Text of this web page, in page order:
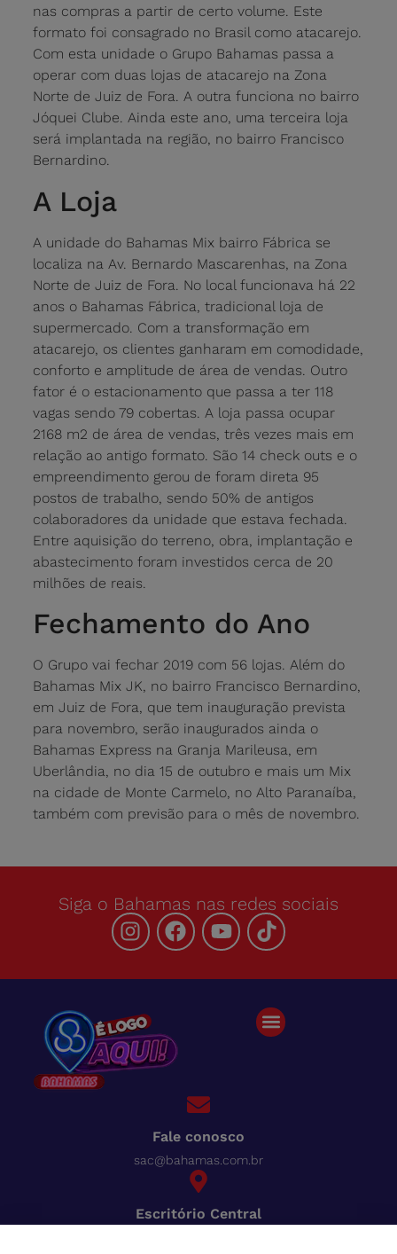
nas compras a partir de certo volume. Este
formato foi consagrado no Brasil como atacarejo.
Com esta unidade o Grupo Bahamas passa a
operar com duas lojas de atacarejo na Zona
Norte de Juiz de Fora. A outra funciona no bairro
Jóquei Clube. Ainda este ano, uma terceira loja
será implantada na região, no bairro Francisco
Bernardino.
A Loja
A unidade do Bahamas Mix bairro Fábrica se
localiza na Av. Bernardo Mascarenhas, na Zona
Norte de Juiz de Fora. No local funcionava há 22
anos o Bahamas Fábrica, tradicional loja de
supermercado. Com a transformação em
atacarejo, os clientes ganharam em comodidade,
conforto e amplitude de área de vendas. Outro
fator é o estacionamento que passa a ter 118
vagas sendo 79 cobertas. A loja passa ocupar
2168 m2 de área de vendas, três vezes mais em
relação ao antigo formato. São 14 check outs e o
empreendimento gerou de foram direta 95
postos de trabalho, sendo 50% de antigos
colaboradores da unidade que estava fechada.
Entre aquisição do terreno, obra, implantação e
abastecimento foram investidos cerca de 20
milhões de reais.
Fechamento do Ano
O Grupo vai fechar 2019 com 56 lojas. Além do
Bahamas Mix JK, no bairro Francisco Bernardino,
em Juiz de Fora, que tem inauguração prevista
para novembro, serão inaugurados ainda o
Bahamas Express na Granja Marileusa, em
Uberlândia, no dia 15 de outubro e mais um Mix
na cidade de Monte Carmelo, no Alto Paranaíba,
também com previsão para o mês de novembro.
Siga o Bahamas nas redes sociais
Fale conosco
sac@bahamas.com.br
Escritório Central